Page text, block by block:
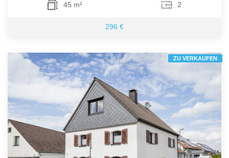
45 m² 2
296 €
ZU VERKAUFEN